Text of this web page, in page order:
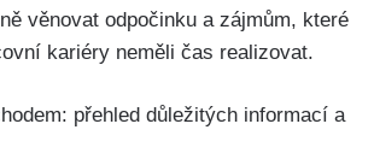
věnovat odpočinku a zájmům, které
kariéry neměli čas realizovat.